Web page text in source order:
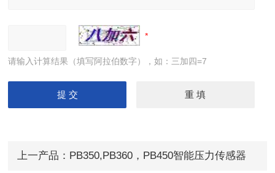
请输入计算结果（填写阿拉伯数字），如：三加四=7
上一产品： PB350,PB360，PB450智能压力传感器